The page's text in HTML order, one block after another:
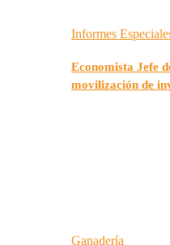
Informes
Economista Jefe
movilización de
Ganadería